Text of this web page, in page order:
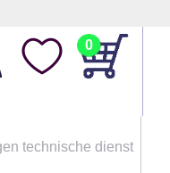
0
technische dienst